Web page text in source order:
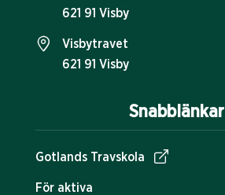
Snabblänkar
Gotlands Travskola
För aktiva
621 91 Visby
Visbytravet
621 91 Visby